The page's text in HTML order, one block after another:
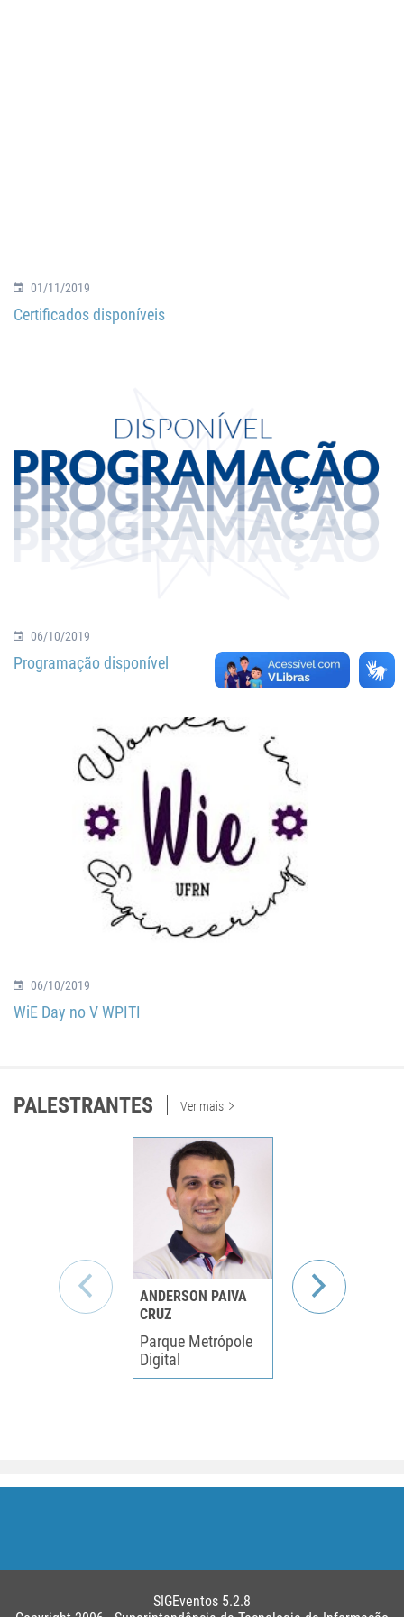
01/11/2019
Certificados disponíveis
06/10/2019
Programação disponível
06/10/2019
WiE Day no V WPITI
PALESTRANTES Ver mais
ANDERSON PAIVA
CRUZ
Parque Metrópole
Digital
DANIEL ALOISE
SIGEventos 5.2.8